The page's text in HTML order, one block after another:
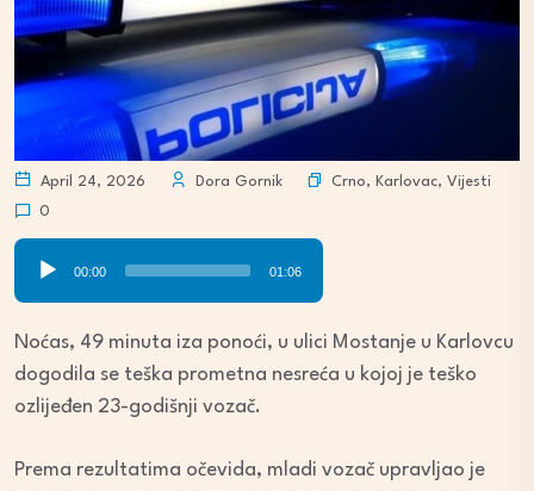
April 24, 2026 Dora Gornik Crno, Karlovac, Vijesti
0
Audio
Player
00:00 01:06
Noćas, 49 minuta iza ponoći, u ulici Mostanje u Karlovcu
dogodila se teška prometna nesreća u kojoj je teško
ozlijeđen 23-godišnji vozač.
Prema rezultatima očevida, mladi vozač upravljao je